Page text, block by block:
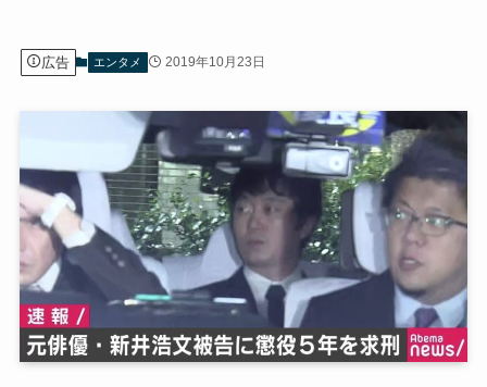
広告 エンタメ 2019年10月23日